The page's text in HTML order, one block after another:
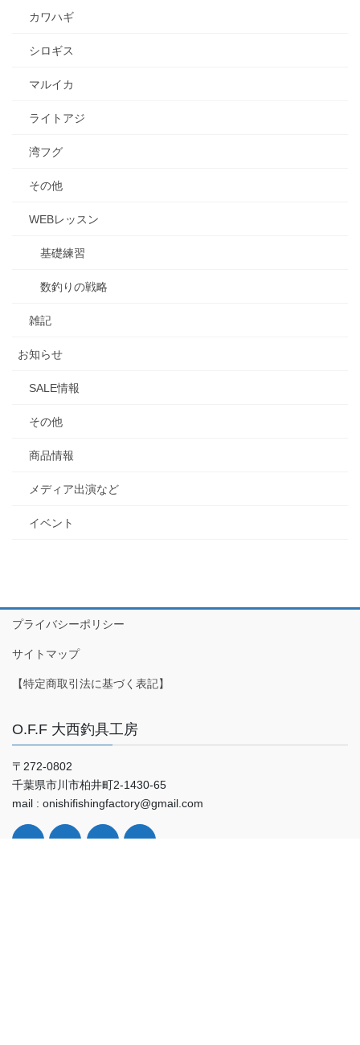
カワハギ
シロギス
マルイカ
ライトアジ
湾フグ
その他
WEBレッスン
基礎練習
数釣りの戦略
雑記
お知らせ
SALE情報
その他
商品情報
メディア出演など
イベント
プライバシーポリシー
サイトマップ
【特定商取引法に基づく表記】
O.F.F 大西釣具工房
〒272-0802
千葉県市川市柏井町2-1430-65
mail : onishifishingfactory@gmail.com